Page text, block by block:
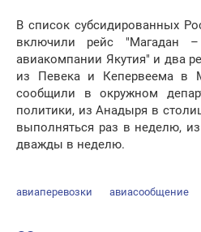
В список субсидированных
включили рейс "Магадан
авиакомпании Якутия" и два
из Певека и Кепервеема в
сообщили в окружном
политики, из Анадыря в
выполняться раз в неделю,
дважды в неделю.
авиаперевозки авиасообщение